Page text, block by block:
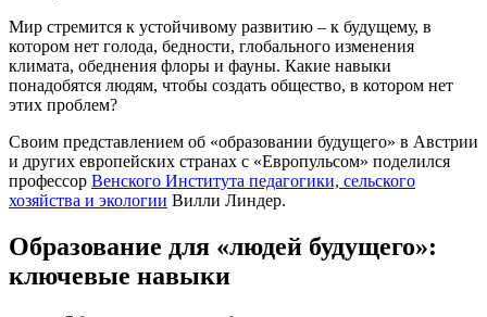
Мир стремится к устойчивому развитию – к будущему, в
котором нет голода, бедности, глобального изменения
климата, обеднения флоры и фауны. Какие навыки
понадобятся людям, чтобы создать общество, в котором нет
этих проблем?
Своим представлением об «образовании будущего» в Австрии
и других европейских странах с «Европульсом» поделился
профессор Венского Института педагогики, сельского
хозяйства и экологии Вилли Линдер.
Образование для «людей будущего»:
ключевые навыки